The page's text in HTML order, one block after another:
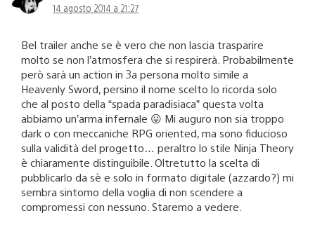
14 agosto 2014 a 21:27
Bel trailer anche se è vero che non lascia trasparire
molto se non l’atmosfera che si respirerà. Probabilmente
però sarà un action in 3a persona molto simile a
Heavenly Sword, persino il nome scelto lo ricorda solo
che al posto della “spada paradisiaca” questa volta
abbiamo un’arma infernale 😛 Mi auguro non sia troppo
dark o con meccaniche RPG oriented, ma sono fiducioso
sulla validità del progetto… peraltro lo stile Ninja Theory
è chiaramente distinguibile. Oltretutto la scelta di
pubblicarlo da sè e solo in formato digitale (azzardo?) mi
sembra sintomo della voglia di non scendere a
compromessi con nessuno. Staremo a vedere.